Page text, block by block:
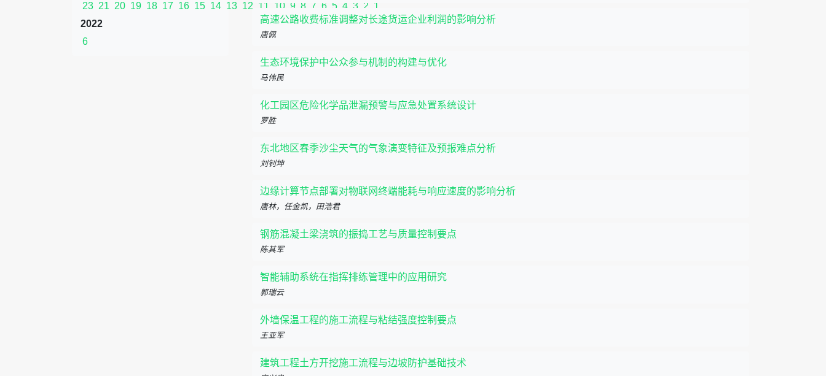
23 21 20 19 18 17 16 15 14 13 12 11 10 9 8 7 6 5 4 3 2 1
2022
6
高速公路收费标准调整对长途货运企业利润的影响分析
唐佩
生态环境保护中公众参与机制的构建与优化
马伟民
化工园区危险化学品泄漏预警与应急处置系统设计
罗胜
东北地区春季沙尘天气的气象演变特征及预报难点分析
刘钊坤
边缘计算节点部署对物联网终端能耗与响应速度的影响分析
唐林，任金凯，田浩君
钢筋混凝土梁浇筑的振捣工艺与质量控制要点
陈其军
智能辅助系统在指挥排练管理中的应用研究
郭瑞云
外墙保温工程的施工流程与粘结强度控制要点
王亚军
建筑工程土方开挖施工流程与边坡防护基础技术